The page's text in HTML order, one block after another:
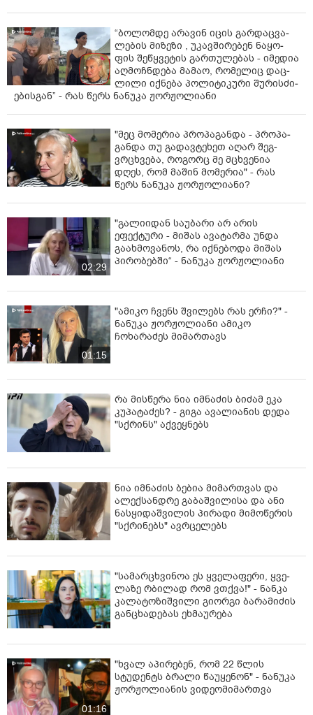
“ბო­ლომ­დე არა­ვინ იცის გარ­დაც­ვა­
ლე­ბის მი­ზე­ზი , უკავ­ში­რე­ბენ ნა­ყო­
ფის შე­წყვე­ტის გარ­თუ­ლე­ბას - იმე­დია
აღ­მოჩ­ნდე­ბა მა­მაო, რო­მე­ლიც დაც­
ლი­ლი იქ­ნე­ბა პო­ლი­ტი­კუ­რი შუ­რის­ძი­
ე­ბის­გან” - რას წერს ნანუკა ჟორჟოლიანი
"მეც მო­მე­რია პრო­პა­გან­და - პრო­პა­
გან­და თუ გა­დავ­ტე­ხეთ აღარ შეგ­
ვრცხვე­ბა, რო­გორც მე მცხვე­ნია
დღეს, რომ მა­შინ მო­მე­რია" - რას
წერს ნანუკა ჟორჟოლიანი?
02:29
"გალიიდან საუბარი არ არის
ეფექტური - მიშას ავატარმა უნდა
გაახმოვანოს, რა იქნებოდა მიშას
პირობებში“ - ნანუკა ჟორჟოლიანი
01:15
"ამიკო ჩვენს შვილებს რას ერჩი?" -
ნანუკა ჟორჟოლიანი ამიკო
ჩოხარაძეს მიმართავს
რა მისწერა ნია იმნაძის ბიძამ ეკა
კუპატაძეს? - გიგა ავალიანის დედა
"სქრინს" აქვეყნებს
ნია იმნაძის ბებია მიმართვას და
ალექსანდრე გაბაშვილისა და ანი
ნასყიდაშვილის პირადი მიმოწერის
"სქრინებს" ავრცელებს
"სა­მარ­ცხვი­ნოა ეს ყვე­ლა­ფე­რი, ყვე­
ლა­ზე რბი­ლად რომ ვთქვა!" - ნანკა
კალატოზიშვილი გიორგი ბარამიძის
განცხადებას ეხმაურება
01:16
"ხვალ აპირებენ, რომ 22 წლის
სტუდენტს ბრალი წაუყენონ" - ნანუკა
ჟორჟოლიანის ვიდეომიმართვა